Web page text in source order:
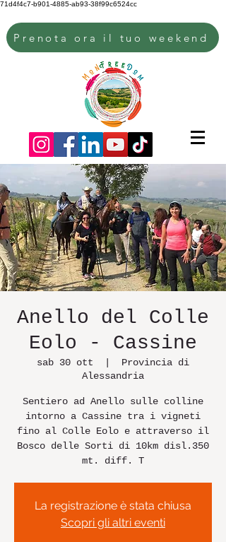
71d4f4c7-b901-4885-ab93-38f99c6524cc
Prenota ora il tuo weekend
Anello del Colle
Eolo - Cassine
sab 30 ott
Provincia di
Alessandria
Sentiero ad Anello sulle colline
intorno a Cassine tra i vigneti
fino al Colle Eolo e attraverso il
Bosco delle Sorti di 10km disl.350
mt. diff. T
La registrazione è stata chiusa
Scopri gli altri eventi